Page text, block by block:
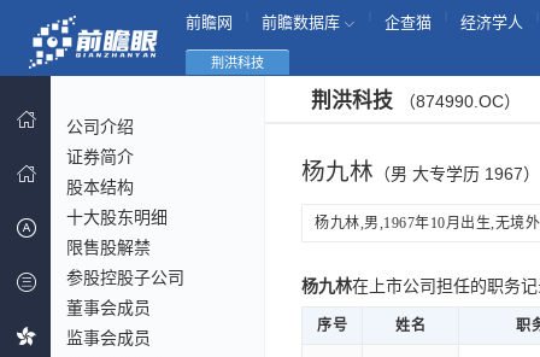
前瞻网 前瞻数据库 企查猫 经济学人
荆洪科技
公司介绍
证券简介
股本结构
十大股东明细
限售股解禁
参股控股子公司
董事会成员
监事会成员
荆洪科技 （874990.OC）
杨九林 （男 大专学历 1967）
杨九林,男,1967年10月出生,无境
杨九林在上市公司担任的职务
序号 姓名 职